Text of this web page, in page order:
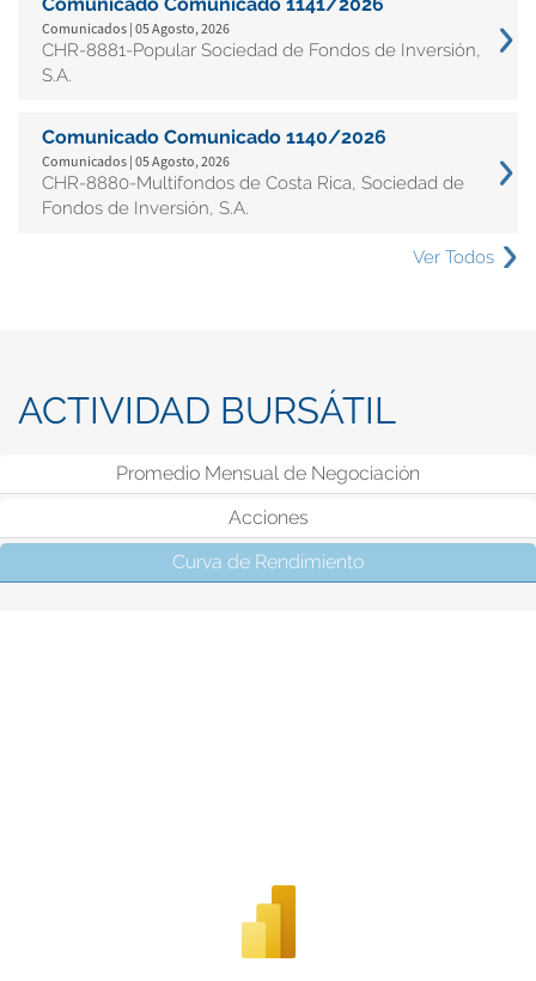
Comunicados | 05 Agosto, 2026
CHR-8881-Popular Sociedad de Fondos de Inversión,
S.A.
Comunicado Comunicado 1140/2026
Comunicados | 05 Agosto, 2026
CHR-8880-Multifondos de Costa Rica, Sociedad de
Fondos de Inversión, S.A.
Ver Todos
ACTIVIDAD BURSÁTIL
Promedio Mensual de Negociación
Acciones
Curva de Rendimiento